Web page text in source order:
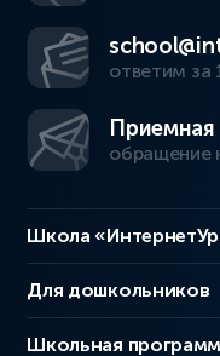
ответим за
обращение
Школа
Для дошкольников
Школьная